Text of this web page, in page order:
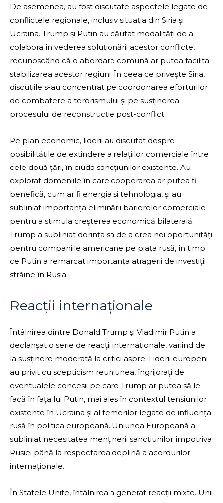
De asemenea, au fost discutate aspectele legate de
conflictele regionale, inclusiv situația din Siria și
Ucraina. Trump și Putin au căutat modalități de a
colabora în vederea soluționării acestor conflicte,
recunoscând că o abordare comună ar putea facilita
stabilizarea acestor regiuni. În ceea ce privește Siria,
discuțiile s-au concentrat pe coordonarea eforturilor
de combatere a terorismului și pe susținerea
procesului de reconstrucție post-conflict.
Pe plan economic, liderii au discutat despre
posibilitățile de extindere a relațiilor comerciale între
cele două țări, în ciuda sancțiunilor existente. Au
explorat domeniile în care cooperarea ar putea fi
benefică, cum ar fi energia și tehnologia, și au
subliniat importanța eliminării barierelor comerciale
pentru a stimula creșterea economică bilaterală.
Trump a subliniat dorința sa de a crea noi oportunități
pentru companiile americane pe piața rusă, în timp
ce Putin a remarcat importanța atragerii de investiții
străine în Rusia.
Reacții internaționale
Întâlnirea dintre Donald Trump și Vladimir Putin a
declanșat o serie de reacții internaționale, variind de
la susținere moderată la critici aspre. Liderii europeni
au privit cu scepticism reuniunea, îngrijorați de
eventualele concesii pe care Trump ar putea să le
facă în fața lui Putin, mai ales în contextul tensiunilor
existente în Ucraina și al temerilor legate de influența
rusă în politica europeană. Uniunea Europeană a
subliniat necesitatea menținerii sancțiunilor împotriva
Rusiei până la respectarea deplină a acordurilor
internaționale.
În Statele Unite, întâlnirea a generat reacții mixte. Unii